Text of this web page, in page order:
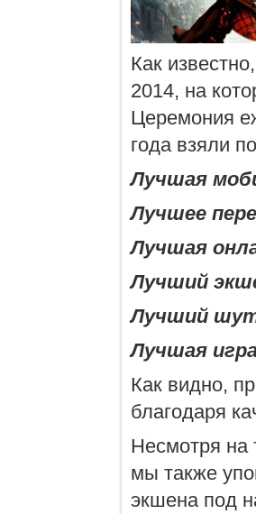
Как
2014, на
Церемония
года взяли
Лучшая
Лучшее
Лучшая
Лучший
Лучший
Лучшая
Как видно,
благодаря
Несмотря на
мы также
экшена под